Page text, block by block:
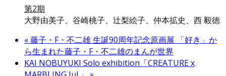
第2期
大野由美子、谷崎桃子、辻梨絵子、仲本拡史、西 毅徳
«藤子・F・不二雄 生誕90周年記念原画展 「好き」か
ら生まれた藤子・F・不二雄のまんが世界
KAI NOBUYUKI Solo exhibition「CREATURE x